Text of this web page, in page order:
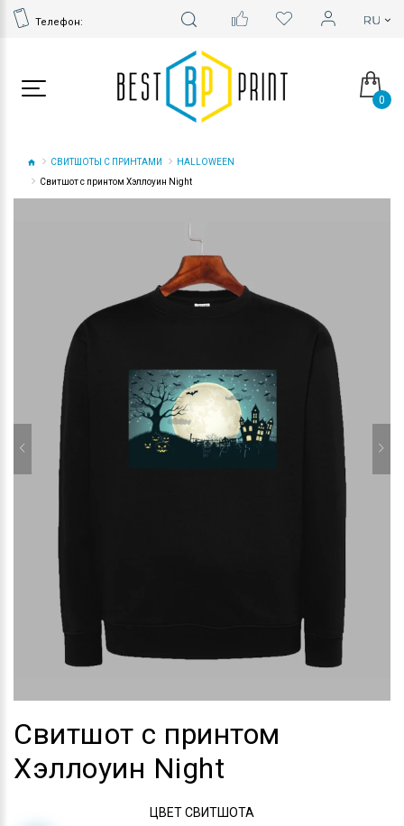
Телефон:
0
СВИТШОТЫ С ПРИНТАМИ
HALLOWEEN
Свитшот с принтом Хэллоуин Night
Свитшот с принтом
Хэллоуин Night
ЦВЕТ СВИТШОТА